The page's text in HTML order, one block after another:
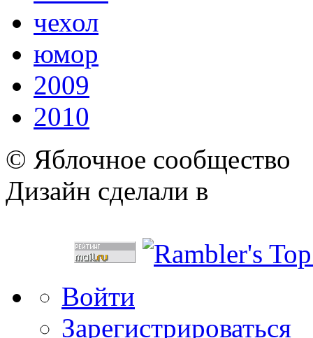
чехол
юмор
2009
2010
© Яблочное сообщество
Дизайн сделали в
Войти
Зарегистрироваться